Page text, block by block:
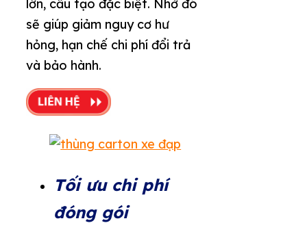
lớn, cấu tạo đặc biệt. Nhờ đó
sẽ giúp giảm nguy cơ hư
hỏng, hạn chế chi phí đổi trả
và bảo hành.
Tối ưu chi phí
đóng gói